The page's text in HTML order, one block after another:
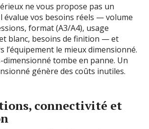
ne vous propose pas un
évalue vos besoins réels — volume
format (A3/A4), usage
blanc, besoins de finition — et
l’équipement le mieux dimensionné.
dimensionné tombe en panne. Un
génère des coûts inutiles.
connectivité et